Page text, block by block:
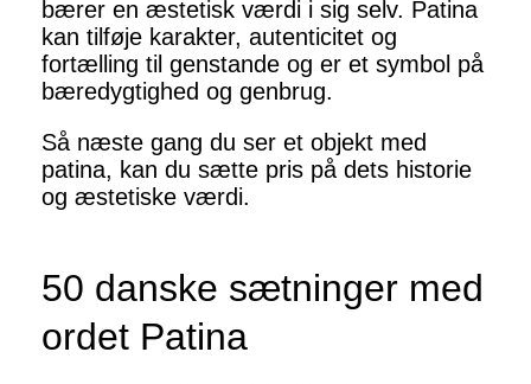
bærer en æstetisk værdi i sig selv. Patina
kan tilføje karakter, autenticitet og
fortælling til genstande og er et symbol på
bæredygtighed og genbrug.
Så næste gang du ser et objekt med
patina, kan du sætte pris på dets historie
og æstetiske værdi.
50 danske sætninger med
ordet Patina